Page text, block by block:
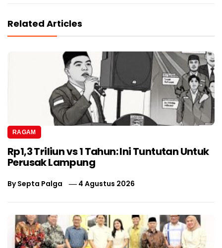
Related Articles
RAGAM
Rp1,3 Triliun vs 1 Tahun: Ini Tuntutan Untuk
Perusak Lampung
BySepta Palga 4 Agustus 2026